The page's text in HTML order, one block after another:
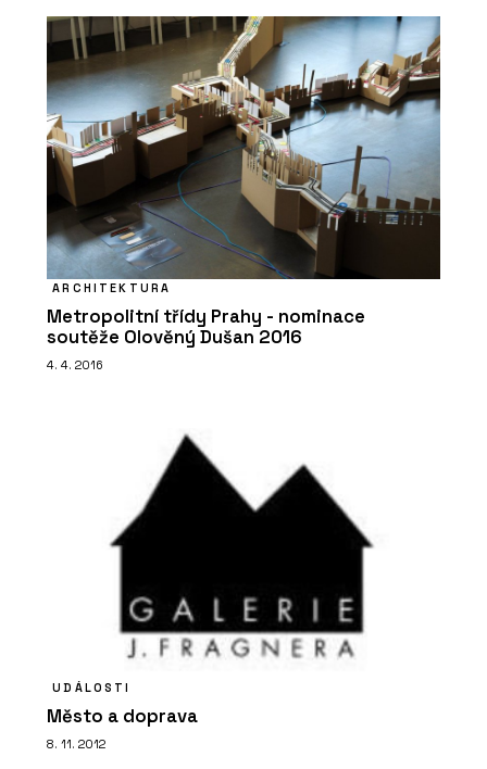
ARCHITEKTURA
Metropolitní třídy Prahy - nominace
soutěže Olověný Dušan 2016
4. 4. 2016
UDÁLOSTI
Město a doprava
8. 11. 2012